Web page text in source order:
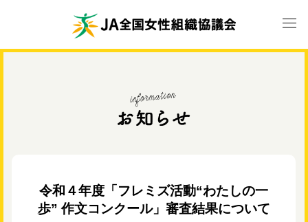
令和４年度「フレミズ活動“わたしの一
歩” 作文コンクール」審査結果について